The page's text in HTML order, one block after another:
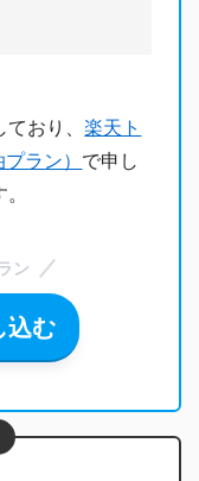
ており、楽天ト
ラン） で申し
ン
込む